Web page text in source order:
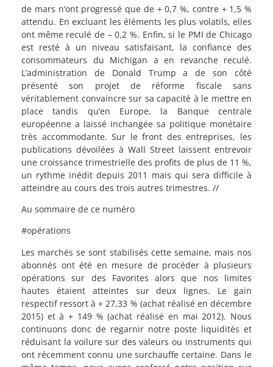
de mars n’ont progressé que de + 0,7 %, contre + 1,5 %
attendu. En excluant les éléments les plus volatils, elles
ont même reculé de – 0,2 %. Enfin, si le PMI de Chicago
est resté à un niveau satisfaisant, la confiance des
consommateurs du Michigan a en revanche reculé.
L’administration de Donald Trump a de son côté
présenté son projet de réforme fiscale sans
véritablement convaincre sur sa capacité à le mettre en
place tandis qu’en Europe, la Banque centrale
européenne a laissé inchangée sa politique monétaire
très accommodante. Sur le front des entreprises, les
publications dévoilées à Wall Street laissent entrevoir
une croissance trimestrielle des profits de plus de 11 %,
un rythme inédit depuis 2011 mais qui sera difficile à
atteindre au cours des trois autres trimestres. //
Au sommaire de ce numéro
#opérations
Les marchés se sont stabilisés cette semaine, mais nos
abonnés ont été en mesure de procéder à plusieurs
opérations sur des Favorites alors que nos limites
hautes étaient atteintes sur deux lignes. Le gain
respectif ressort à + 27,33 % (achat réalisé en décembre
2015) et à + 149 % (achat réalisé en mai 2012). Nous
continuons donc de regarnir notre poste liquidités et
réduisant la voilure sur des valeurs ou instruments qui
ont récemment connu une surchauffecertaine. Dans le